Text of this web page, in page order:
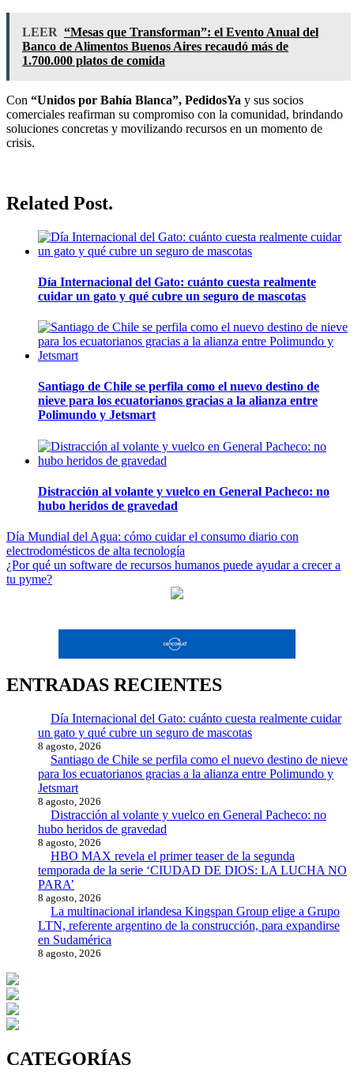
LEER “Mesas que Transforman”: el Evento Anual del
Banco de Alimentos Buenos Aires recaudó más de
1.700.000 platos de comida
Con “Unidos por Bahía Blanca”, PedidosYa y sus socios
comerciales reafirman su compromiso con la comunidad, brindando
soluciones concretas y movilizando recursos en un momento de
crisis.
Related Post.
Día Internacional del Gato: cuánto cuesta realmente
cuidar un gato y qué cubre un seguro de mascotas
Santiago de Chile se perfila como el nuevo destino de
nieve para los ecuatorianos gracias a la alianza entre
Polimundo y Jetsmart
Distracción al volante y vuelco en General Pacheco: no
hubo heridos de gravedad
Navegación
de
entradas
Día Mundial del Agua: cómo cuidar el consumo diario con
electrodomésticos de alta tecnología
¿Por qué un software de recursos humanos puede ayudar a crecer a
tu pyme?
ENTRADAS RECIENTES
Día Internacional del Gato: cuánto cuesta realmente cuidar
un gato y qué cubre un seguro de mascotas
8 agosto, 2026
Santiago de Chile se perfila como el nuevo destino de nieve
para los ecuatorianos gracias a la alianza entre Polimundo y
Jetsmart
8 agosto, 2026
Distracción al volante y vuelco en General Pacheco: no
hubo heridos de gravedad
8 agosto, 2026
HBO MAX revela el primer teaser de la segunda
temporada de la serie ‘CIUDAD DE DIOS: LA LUCHA NO
PARA’
8 agosto, 2026
La multinacional irlandesa Kingspan Group elige a Grupo
LTN, referente argentino de la construcción, para expandirse
en Sudamérica
8 agosto, 2026
CATEGORÍAS